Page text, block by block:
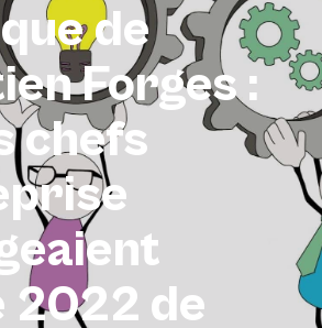
de
Forges :
chefs
2022 de